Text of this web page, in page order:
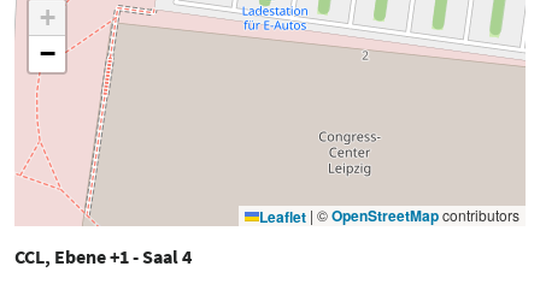
+
−
Leaflet | ©OpenStreetMapcontributors
CCL, Ebene +1 - Saal 4